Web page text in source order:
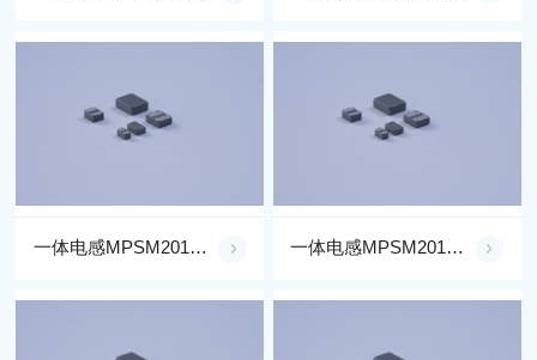
一体电感MPSM201610BER47M**-LF 一体电感MPSM201610BER33M**-LF